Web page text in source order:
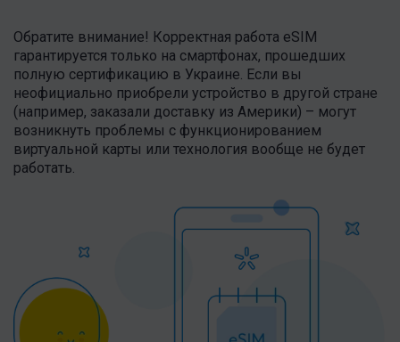
Обратите внимание! Корректная работа eSIM
гарантируется только на смартфонах, прошедших
полную сертификацию в Украине. Если вы
неофициально приобрели устройство в другой стране
(например, заказали доставку из Америки) – могут
возникнуть проблемы с функционированием
виртуальной карты или технология вообще не будет
работать.